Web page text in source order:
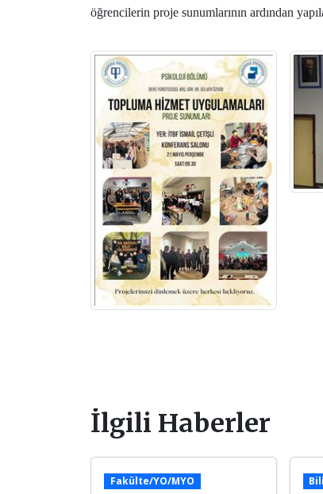
öğrencilerin proje sunumlarının ardından
İlgili Haberler
Fakülte/YO/MYO